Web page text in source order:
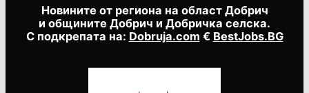
Новините от региона на област Добрич
и общините Добрич и Добричка селска.
С подкрепата на: Dobruja.com € BestJobs.BG